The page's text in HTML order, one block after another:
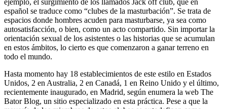
español se traduce como “clubes de la masturbación”. Se trata de
espacios donde hombres acuden para masturbarse, ya sea como
autosatisfacción, o bien, como un acto compartido. Sin importar la
orientación sexual de los asistentes o las historias que se acumulan
en estos ámbitos, lo cierto es que comenzaron a ganar terreno en
todo el mundo.
Hasta momento hay 18 establecimientos de este estilo en Estados
Unidos, 2 en Australia, 2 en Canadá, 1 en Reino Unido y el último,
recientemente inaugurado, en Madrid, según enumera la web The
Bator Blog, un sitio especializado en esta práctica. Pese a que la